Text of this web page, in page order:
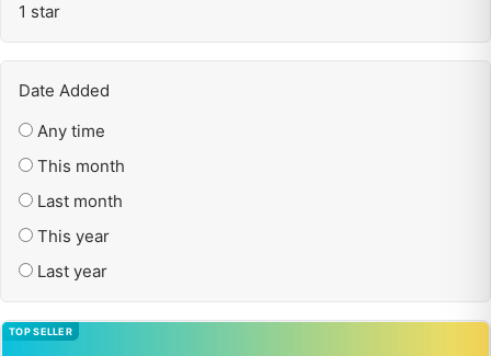
1 star
Date Added
Any time
This month
Last month
This year
Last year
TOP SELLER